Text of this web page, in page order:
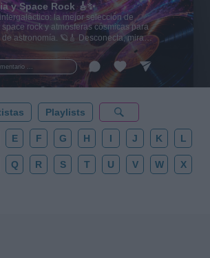
...
y Space Rock 🎸✨
la mejor selección de
rock y atmósferas cósmicas para
astronomía. 🪐🎸 Desconecta, mira
y siente la gravedad cero. 💾 ¡Guarda
para tu próxima noche estrellada!
Playlists
E F G H I J K L
Q R S T U V W X